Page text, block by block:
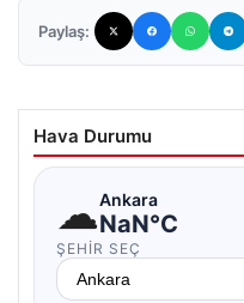
Paylaş:
Hava Durumu
☁Ankara
NaN°C
ŞEHIR SEÇ